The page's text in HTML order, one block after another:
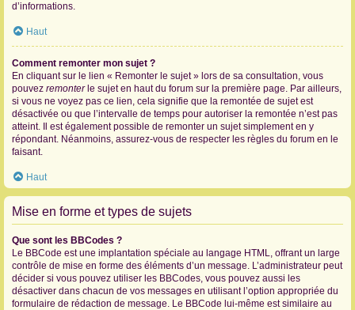
d’informations.
Haut
Comment remonter mon sujet ?
En cliquant sur le lien « Remonter le sujet » lors de sa consultation, vous
pouvez remonterle sujet en haut du forum sur la première page. Par ailleurs,
si vous ne voyez pas ce lien, cela signifie que la remontée de sujet est
désactivée ou que l’intervalle de temps pour autoriser la remontée n’est pas
atteint. Il est également possible de remonter un sujet simplement en y
répondant. Néanmoins, assurez-vous de respecter les règles du forum en le
faisant.
Haut
Mise en forme et types de sujets
Que sont les BBCodes ?
Le BBCode est une implantation spéciale au langage HTML, offrant un large
contrôle de mise en forme des éléments d’un message. L’administrateur peut
décider si vous pouvez utiliser les BBCodes, vous pouvez aussi les
désactiver dans chacun de vos messages en utilisant l’option appropriée du
formulaire de rédaction de message. Le BBCode lui-même est similaire au